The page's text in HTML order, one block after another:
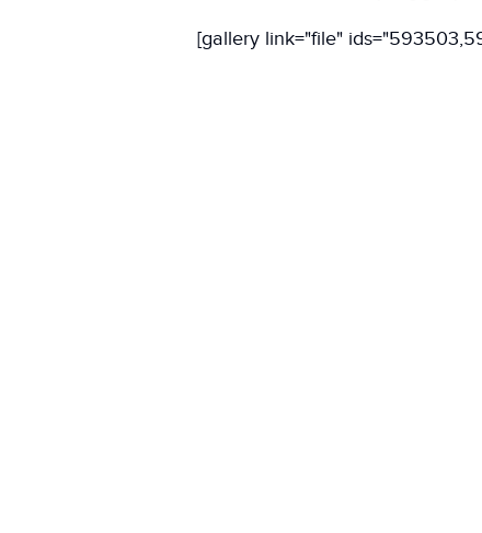
[gallery link="file"